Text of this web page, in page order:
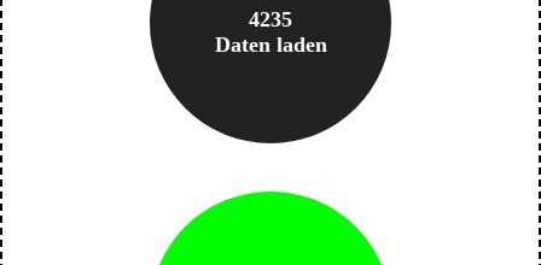
4235
Daten laden